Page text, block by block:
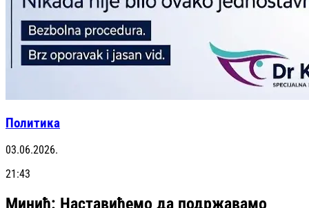
Политика
03.06.2026.
21:43
Минић: Наставићемо да подржавамо